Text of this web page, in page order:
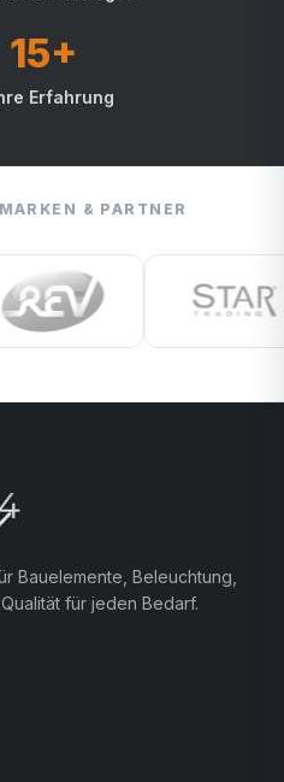
15+
Erfahrung
& PARTNER
Bauelemente, Beleuchtung,
für jeden Bedarf.